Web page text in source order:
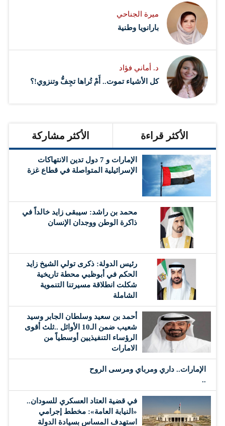
ميرة الجناحي
بارانويا وطنية
د. أماني فؤاد
كل الأشياء تموت.. أَمْ تُراها تجِفُّ وتنزوي!؟
الأكثر قراءة الأكثر مشاركة
الإمارات و 7 دول تدين الانتهاكات
الإسرائيلية المتواصلة في قطاع غزة
محمد بن راشد: سيبقى زايد خالداً في
ذاكرة الوطن ووجدان الإنسان
رئيس الدولة: ذكرى تولي الشيخ زايد
الحكم في أبوظبي محطة تاريخية
شكلت انطلاقة مسيرتنا التنموية
الشاملة
أحمد بن سعيد وسلطان الجابر وسيد
شعيب ضمن الـ10 الأوائل ..ثلث أقوى
الرؤساء التنفيذيين أوسطياً من
الامارات
الإمارات.. داري ومرباي ومرسى الروح
..
في قضية العتاد العسكري للسودان..
«النيابة العامة»: مخطط إجرامي
استهدف المساس بسيادة الدولة